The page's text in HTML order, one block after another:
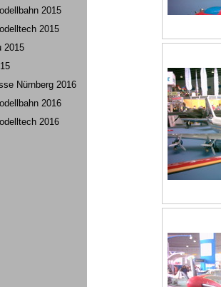
2015
2015
2015
Nürnberg 2016
2016
2016